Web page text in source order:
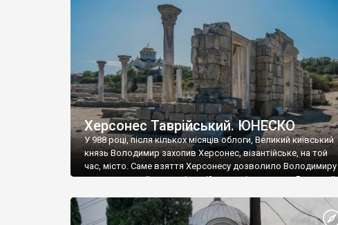
візантійської доби. Раритети викрадені з фондів об’єкту
культурної спадщини ЮНЕСКО «Херсонеса Таврійського».
Офіційно – на виставку «Золото Візантії», але експерти та
влада в Україні вважають це лише […]
Херсонес Таврійський. ЮНЕСКО
У 988 році, після кількох місяців облоги, Великий київський
князь Володимир захопив Херсонес, візантійське, на той
час, місто. Саме взяття Херсонесу дозволило Володимиру
диктувати свої умови візантійському імператору Василю ІІ,
Херсонесі Володимир-язичник, став Василем-
християнином. А потім було Хрещення Русі. На честь